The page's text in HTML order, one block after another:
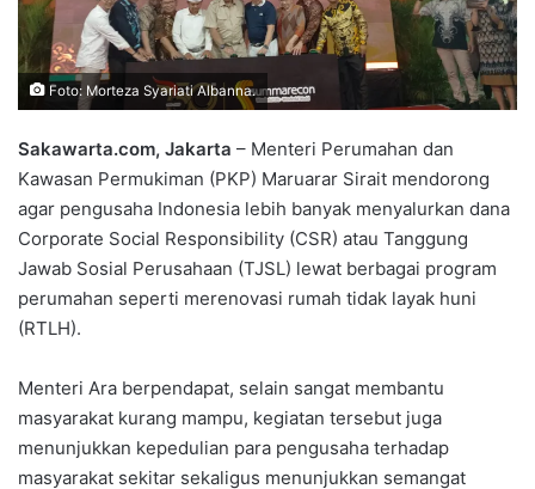
Foto: Morteza Syariati Albanna.
‎Sakawarta.com, Jakarta – Menteri Perumahan dan
Kawasan Permukiman (PKP) Maruarar Sirait mendorong
agar pengusaha Indonesia lebih banyak menyalurkan dana
Corporate Social Responsibility (CSR) atau Tanggung
Jawab Sosial Perusahaan (TJSL) lewat berbagai program
perumahan seperti merenovasi rumah tidak layak huni
(RTLH).
‎Menteri Ara berpendapat, selain sangat membantu
masyarakat kurang mampu, kegiatan tersebut juga
menunjukkan kepedulian para pengusaha terhadap
masyarakat sekitar sekaligus menunjukkan semangat